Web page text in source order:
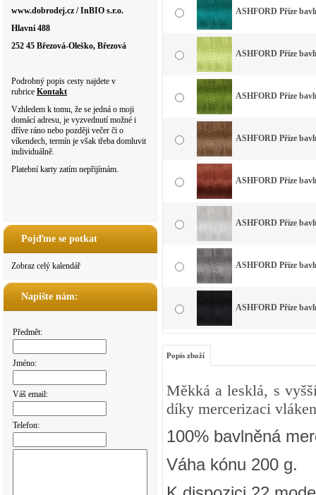
www.dobrodej.cz / InBIO s.r.o.
Hlavní 488
252 45 Březová-Oleško, Březová
Podrobný popis cesty najdete v
rubrice Kontakt
Vzhledem k tomu, že se jedná o moji
domácí adresu, je vyzvednutí možné i
dříve ráno nebo později večer či o
víkendech, termín je však třeba domluvit
individuálně.
Platební karty zatím nepřijímám.
Pojďme se potkat
Zobraz celý kalendář
Napište nám:
Předmět:
Jméno:
Váš email:
Telefon:
ASHFORD Příze
ASHFORD Příze
ASHFORD Příze
ASHFORD Příze
ASHFORD Příze
ASHFORD Příze
ASHFORD Příze
ASHFORD Příze
Popis zboží
Měkká a lesklá, s
díky mercerizaci
100% bavlněná
Váha kónu 200 g.